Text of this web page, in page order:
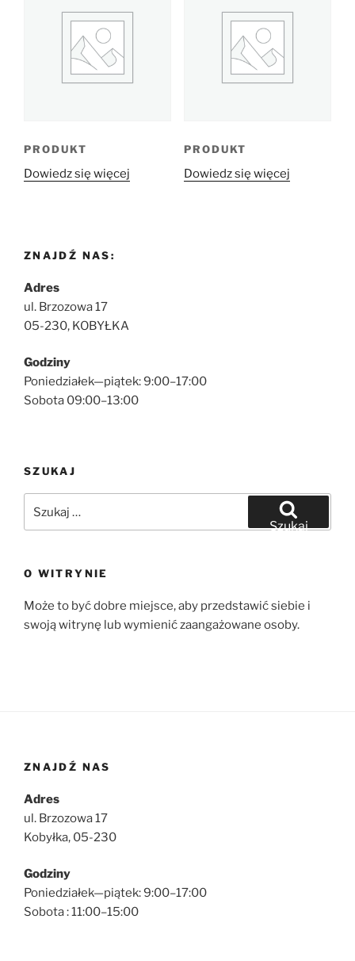
PRODUKT
Dowiedz się więcej
PRODUKT
Dowiedz się więcej
ZNAJDŹ NAS:
Adres
ul. Brzozowa 17
05-230, KOBYŁKA
Godziny
Poniedziałek—piątek: 9:00–17:00
Sobota 09:00–13:00
SZUKAJ
Szukaj
O WITRYNIE
Może to być dobre miejsce, aby przedstawić siebie i
swoją witrynę lub wymienić zaangażowane osoby.
ZNAJDŹ NAS
Adres
ul. Brzozowa 17
Kobyłka, 05-230
Godziny
Poniedziałek—piątek: 9:00–17:00
Sobota : 11:00–15:00